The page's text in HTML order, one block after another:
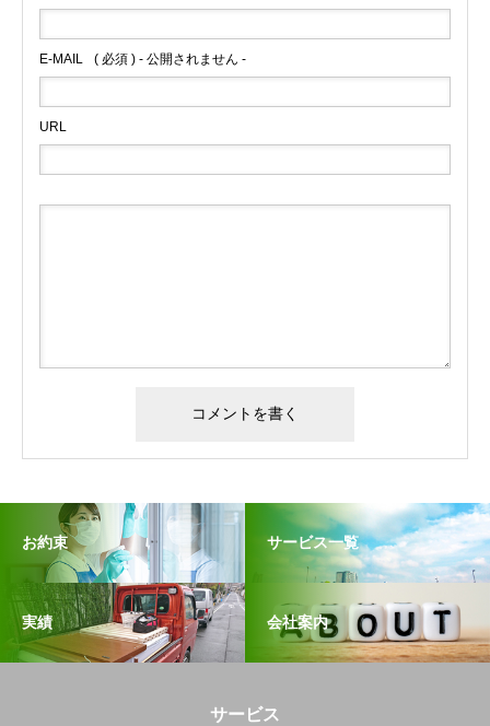
E-MAIL ( 必須 ) - 公開されません -
URL
お約束 サービス一覧
実績 会社案内
サービス